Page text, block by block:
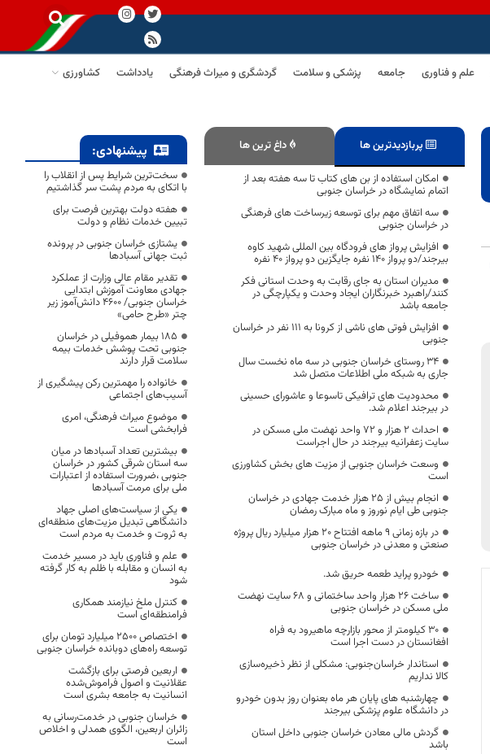
علم و فناوری جامعه پزشکی و سلامت گردشگری و میراث فرهنگی یادداشت
کشاورزی
پربازدیدترین ها داغ ترین ها
امکان استفاده از بن های کتاب تا سه هفته بعد از
اتمام نمایشگاه در خراسان جنوبی
سه اتفاق مهم برای توسعه زیرساخت های فرهنگی
در خراسان جنوبی
افزایش پرواز های فرودگاه بین المللی شهید کاوه
بیرجند/دو پرواز 140 نفره جایگزین دو پرواز 40 نفره
مدیران استان به جای رقابت به وحدت استانی فکر
کنند/راهبرد خبرنگاران ایجاد وحدت و یکپارچگی در
جامعه باشد
افزایش فوتی های ناشی از کرونا به 111 نفر در خراسان
جنوبی
۳۴ روستای خراسان جنوبی در سه ماه نخست سال
جاری به شبکه ملی اطلاعات متصل شد
محدودیت های ترافیکی تاسوعا و عاشورای حسینی
در بیرجند اعلام شد.
احداث 2 هزار و 72 واحد نهضت ملی مسکن در
سایت زعفرانیه بیرجند در حال اجراست
وسعت خراسان جنوبی از مزیت های بخش کشاورزی
است
انجام بیش از ۲۵ هزار خدمت جهادی در خراسان
جنوبی طی ایام نوروز و ماه مبارک رمضان
در بازه زمانی ۹ ماهه افتتاح ۲۰ هزار میلیارد ریال پروژه
صنعتی و معدنی در خراسان جنوبی
خودرو پراید طعمه حریق شد.
ساخت ۲۶ هزار واحد ساختمانی و ۶۸ سایت نهضت
ملی مسکن در خراسان جنوبی
۳۰ کیلومتر از محور بازارچه ماهیرود به فراه
افغانستان در دست اجرا است
استاندار خراسان‌جنوبی: مشکلی از نظر ذخیره‌سازی
کالا نداریم
چهارشنبه های پایان هر ماه بعنوان روز بدون خودرو
در دانشگاه علوم پزشکی بیرجند
گردش مالی معادن خراسان جنوبی داخل استان
باشد
پیشنهادی:
سخت‌ترین شرایط پس از انقلاب را
با اتکای به مردم پشت سر گذاشتیم
هفته دولت بهترین فرصت برای
تبیین خدمات نظام و دولت
یشتازی خراسان جنوبی در پرونده
ثبت جهانی آسبادها
تقدیر مقام عالی وزارت از عملکرد
جهادی معاونت آموزش ابتدایی
خراسان جنوبی/ ۴۶۰۰ دانش‌آموز زیر
چتر «طرح حامی»
۱۸۵ بیمار هموفیلی در خراسان
جنوبی تحت پوشش خدمات بیمه
سلامت قرار دارند
خانواده را مهمترین رکن پیشگیری از
آسیب‌های اجتماعی
موضوع میراث فرهنگی، امری
فرابخشی است
بیشترین تعداد آسبادها در میان
سه استان شرقی کشور در خراسان
جنوبی ،ضرورت استفاده از اعتبارات
ملی برای مرمت آسبادها
یکی از سیاست‌های اصلی جهاد
دانشگاهی تبدیل مزیت‌های منطقه‌ای
به ثروت و خدمت به مردم است
علم و فناوری باید در مسیر خدمت
به انسان و مقابله با ظلم به کار گرفته
شود
کنترل ملخ نیازمند همکاری
فرامنطقه‌ای است
اختصاص 2500 میلیارد تومان برای
توسعه راه‌های دوبانده خراسان جنوبی
اربعین فرصتی برای بازگشت
عقلانیت و اصول فراموش‌شده
انسانیت به جامعه بشری است
خراسان جنوبی در خدمت‌رسانی به
زائران اربعین، الگوی همدلی و اخلاص
است